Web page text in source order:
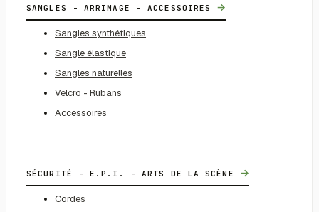
SANGLES - ARRIMAGE - ACCESSOIRES →
Sangles synthétiques
Sangle élastique
Sangles naturelles
Velcro - Rubans
Accessoires
SÉCURITÉ - E.P.I. - ARTS DE LA SCÈNE →
Cordes